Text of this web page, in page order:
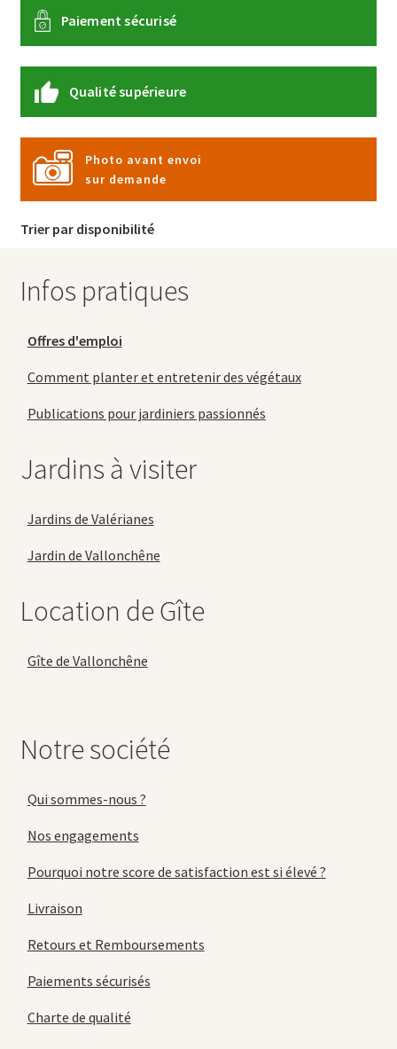
Paiement sécurisé
Qualité supérieure
Photo avant envoi
sur demande
Trier par disponibilité
Infos pratiques
Offres d'emploi
Comment planter et entretenir des végétaux
Publications pour jardiniers passionnés
Jardins à visiter
Jardins de Valérianes
Jardin de Vallonchêne
Location de Gîte
Gîte de Vallonchêne
Notre société
Qui sommes-nous ?
Nos engagements
Pourquoi notre score de satisfaction est si élevé ?
Livraison
Retours et Remboursements
Paiements sécurisés
Charte de qualité